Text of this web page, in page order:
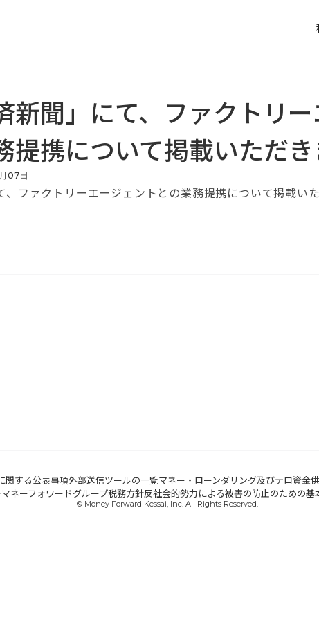
新聞」にて、ファクトリ
提携について掲載いただ
月07日
、ファクトリーエージェントとの業務提携について掲載い
関する公表事項外部送信ツールの一覧マネー・ローンダリング及びテロ資金
マネーフォワードグループ税務方針反社会的勢力による被害の防止のための基
© Money Forward Kessai, Inc. All Rights Reserved.